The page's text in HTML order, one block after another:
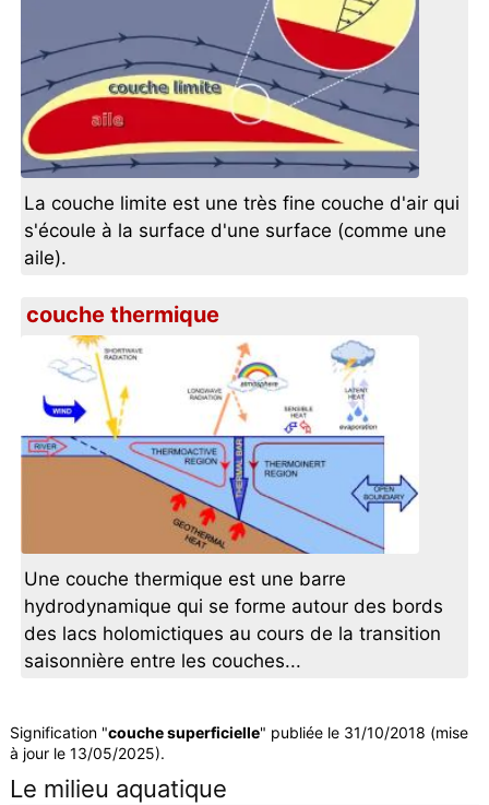
La couche limite est une très fine couche d'air qui
s'écoule à la surface d'une surface (comme une
aile).
couche thermique
Une couche thermique est une barre
hydrodynamique qui se forme autour des bords
des lacs holomictiques au cours de la transition
saisonnière entre les couches...
Signification "couche superficielle" publiée le 31/10/2018 (mise
à jour le 13/05/2025).
Le milieu aquatique